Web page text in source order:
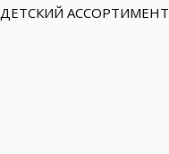
ДЕТСКИЙ АССОРТИМЕНТ